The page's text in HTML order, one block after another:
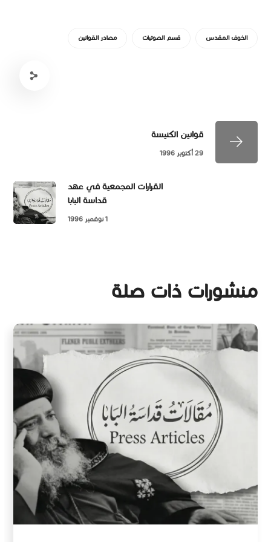
الخوف المقدس قسم الصوتيات مصادر القوانين
قوانين الكنيسة
29 أكتوبر 1996
القرارات المجمعية في عهد
قداسة البابا
1 نوفمبر 1996
منشورات ذات صلة